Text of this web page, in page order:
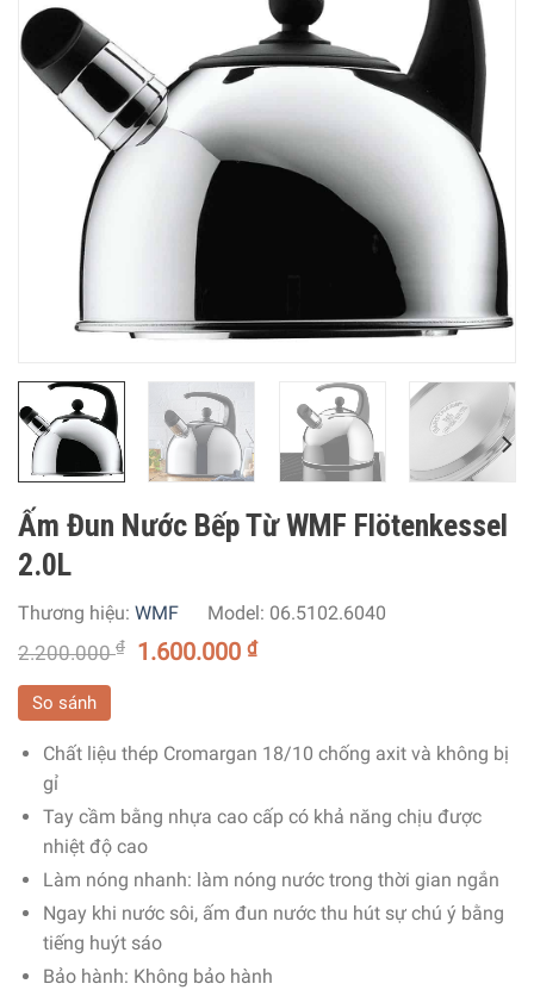
Ấm Đun Nước Bếp Từ WMF Flötenkessel
2.0L
Thương hiệu: WMF Model: 06.5102.6040
2.200.000₫ 1.600.000₫
So sánh
Chất liệu thép Cromargan 18/10 chống axit và không bị
gỉ
Tay cầm bằng nhựa cao cấp có khả năng chịu được
nhiệt độ cao
Làm nóng nhanh: làm nóng nước trong thời gian ngắn
Ngay khi nước sôi, ấm đun nước thu hút sự chú ý bằng
tiếng huýt sáo
Bảo hành: Không bảo hành